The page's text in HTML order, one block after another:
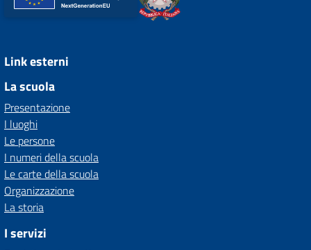
Link esterni
La scuola
Presentazione
I luoghi
Le persone
I numeri della scuola
Le carte della scuola
Organizzazione
La storia
I servizi